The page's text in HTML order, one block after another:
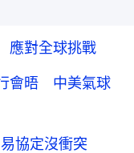
應對全球挑戰
會晤 中美氣球
協定沒衝突